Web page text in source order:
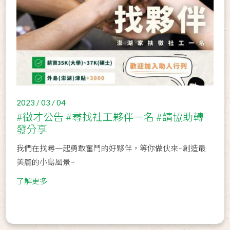
2023 / 03 / 04
#徵才公告 #尋找社工夥伴一名 #請協助轉
發分享
我們在找尋一起勇敢奮鬥的好夥伴，等你做伙來~創造最
美麗的小島風景~
了解更多